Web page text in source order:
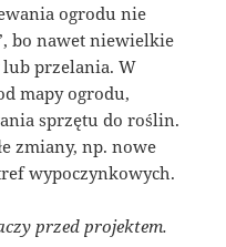
ogrodu nie
bo nawet niewielkie
lub przelania. W
mapy ogrodu,
sprzętu do roślin.
zmiany, np. nowe
wypoczynkowych.
przed projektem.